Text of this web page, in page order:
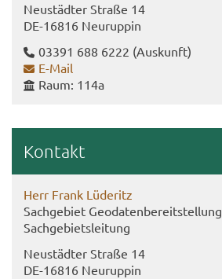
Neu­städ­ter Stra­ße 14
DE-​16816 Neu­rup­pin
03391 688 6222 (Aus­kunft)
E-​Mail
Raum: 114a
Kon­takt
Herr Frank Lü­de­ritz
Sach­ge­biet Geo­da­ten­be­reit­stel­lung
Sach­ge­biets­lei­tung
Neu­städ­ter Stra­ße 14
DE-​16816 Neu­rup­pin